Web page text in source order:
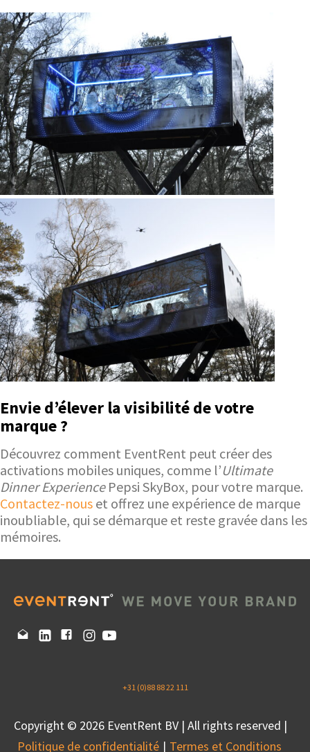
Envie d’élever la visibilité de votre
marque ?
Découvrez comment EventRent peut créer des
activations mobiles uniques, comme l’Ultimate
Dinner Experience Pepsi SkyBox, pour votre marque.
Contactez-nous et offrez une expérience de marque
inoubliable, qui se démarque et reste gravée dans les
mémoires.
+31 (0)88 88 22 111
Copyright © 2026 EventRent BV | All rights reserved |
Politique de confidentialité
Termes et Conditions